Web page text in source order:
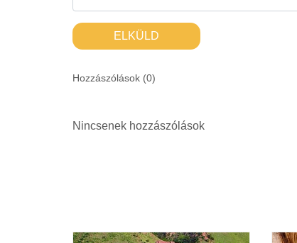
ELKÜLD
Hozzászólások (0)
Nincsenek hozzászólások